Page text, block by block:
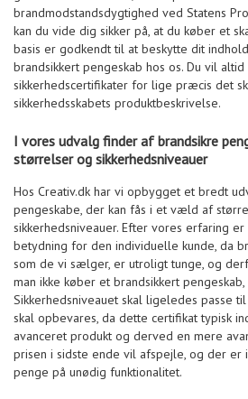
brandmodstandsdygtighed ved Statens
kan du vide dig sikker på, at du køber et
basis er godkendt til at beskytte dit
brandsikkert pengeskab hos os. Du vil
sikkerhedscertifikater for lige præcis det
sikkerhedsskabets produktbeskrivelse.
I vores udvalg finder af brandsikre
størrelser og sikkerhedsniveauer
Hos Creativ.dk har vi opbygget et bredt
pengeskabe, der kan fås i et væld af
sikkerhedsniveauer. Efter vores erfaring
betydning for den individuelle kunde, da
som de vi sælger, er utroligt tunge, og
man ikke køber et brandsikkert
Sikkerhedsniveauet skal ligeledes passe
skal opbevares, da dette certifikat typisk
avanceret produkt og derved en mere
prisen i sidste ende vil afspejle, og der er
penge på unødig funktionalitet.